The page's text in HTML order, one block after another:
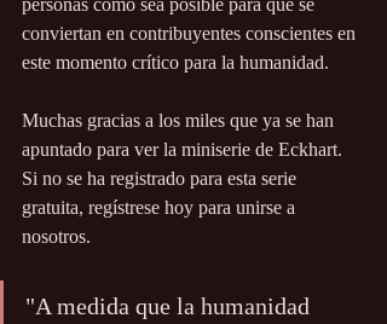
personas como sea posible para que se
conviertan en contribuyentes conscientes en
este momento crítico para la humanidad.
Muchas gracias a los miles que ya se han
apuntado para ver la miniserie de Eckhart.
Si no se ha registrado para esta serie
gratuita, regístrese hoy para unirse a
nosotros.
"A medida que la humanidad